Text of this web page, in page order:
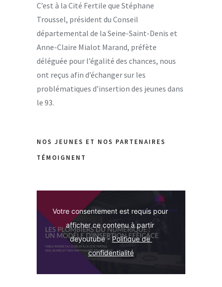
C’est à la Cité Fertile que Stéphane
Troussel, président du Conseil
départemental de la Seine-Saint-Denis et
Anne-Claire Mialot Marand, préfète
déléguée pour l’égalité des chances, nous
ont reçus afin d’échanger sur les
problématiques d’insertion des jeunes dans
le 93.
NOS JEUNES ET NOS PARTENAIRES
TÉMOIGNENT
Votre consentement est requis pour
afficher ce contenu à partir
deyoutube - Politique de
confidentialité